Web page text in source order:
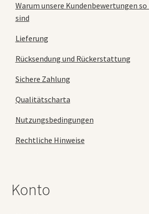
Warum unsere Kundenbewertungen
sind
Lieferung
Rücksendung und Rückerstattung
Sichere Zahlung
Qualitätscharta
Nutzungsbedingungen
Rechtliche Hinweise
Konto